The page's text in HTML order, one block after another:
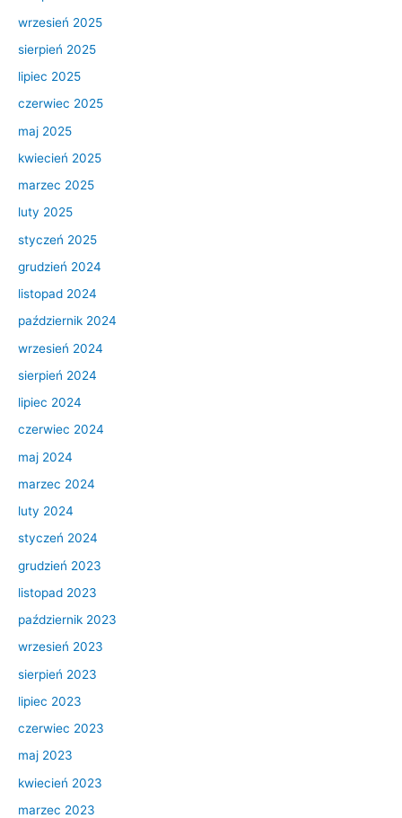
wrzesień 2025
sierpień 2025
lipiec 2025
czerwiec 2025
maj 2025
kwiecień 2025
marzec 2025
luty 2025
styczeń 2025
grudzień 2024
listopad 2024
październik 2024
wrzesień 2024
sierpień 2024
lipiec 2024
czerwiec 2024
maj 2024
marzec 2024
luty 2024
styczeń 2024
grudzień 2023
listopad 2023
październik 2023
wrzesień 2023
sierpień 2023
lipiec 2023
czerwiec 2023
maj 2023
kwiecień 2023
marzec 2023